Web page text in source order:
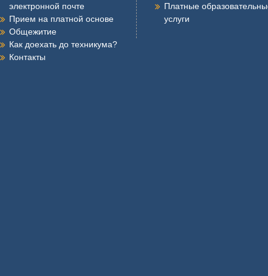
электронной почте
Прием на платной основе
Общежитие
Как доехать до техникума?
Контакты
Платные
услуги